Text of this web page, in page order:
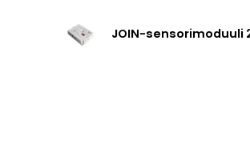
JOIN-sensorimoduuli